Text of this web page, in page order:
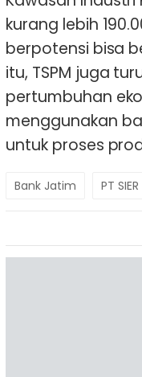
kurang lebih
berpotensi bisa
itu, TSPM juga
pertumbuhan
menggunakan
untuk proses
Bank Jatim PT SIER